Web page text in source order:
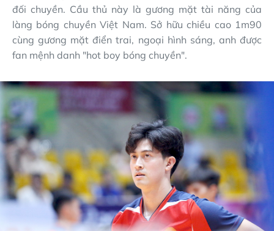
đối chuyền. Cầu thủ này là gương mặt tài năng của
làng bóng chuyền Việt Nam. Sở hữu chiều cao 1m90
cùng gương mặt điển trai, ngoại hình sáng, anh được
fan mệnh danh "hot boy bóng chuyền".